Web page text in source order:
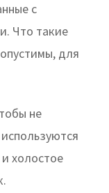
с
Что такие
для
не
холостое